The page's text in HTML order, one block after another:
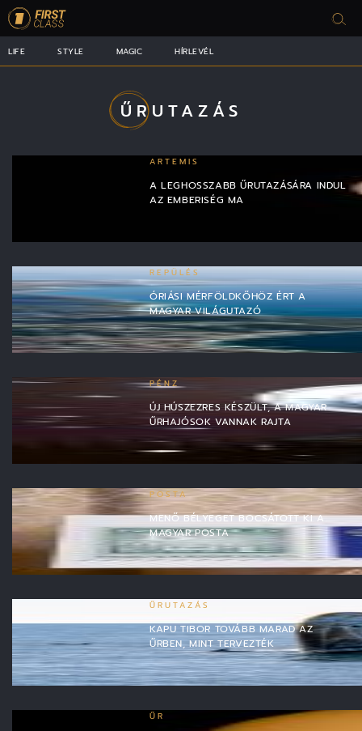
LIFE STYLE MAGIC HÍRLEVÉL
ŰRUTAZÁS
ARTEMIS
A LEGHOSSZABB ŰRUTAZÁSÁRA INDUL
AZ EMBERISÉG MA
REPÜLÉS
ÓRIÁSI MÉRFÖLDKŐHÖZ ÉRT A
MAGYAR VILÁGUTAZÓ
PÉNZ
ÚJ HÚSZEZRES KÉSZÜLT, A MAGYAR
ŰRHAJÓSOK VANNAK RAJTA
POSTA
MENŐ BÉLYEGET BOCSÁTOTT KI A
MAGYAR POSTA
ŰRUTAZÁS
KAPU TIBOR TOVÁBB MARAD AZ
ŰRBEN, MINT TERVEZTÉK
ŰR